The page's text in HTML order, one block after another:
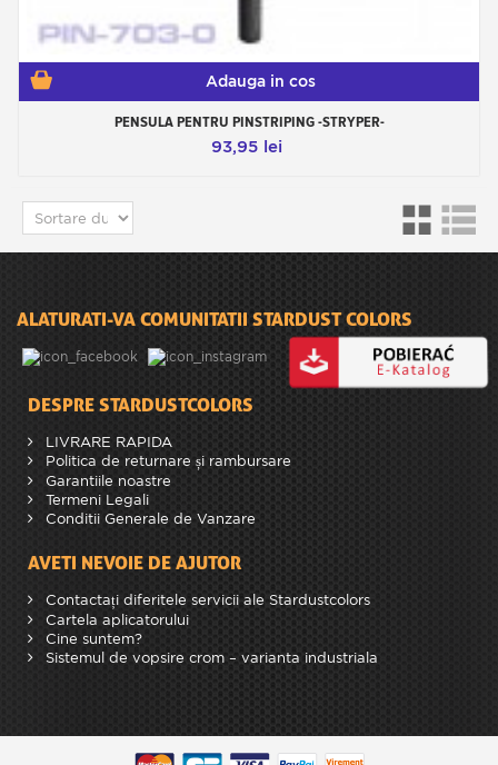
Adauga in cos
PENSULA PENTRU PINSTRIPING -STRYPER-
93,95 lei
ALATURATI-VA COMUNITATII STARDUST COLORS
DESPRE STARDUSTCOLORS
LIVRARE RAPIDA
Politica de returnare și rambursare
Garantiile noastre
Termeni Legali
Conditii Generale de Vanzare
AVETI NEVOIE DE AJUTOR
Contactați diferitele servicii ale Stardustcolors
Cartela aplicatorului
Cine suntem?
Sistemul de vopsire crom – varianta industriala